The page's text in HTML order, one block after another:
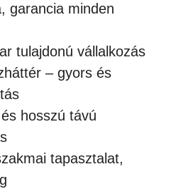
garancia minden
tulajdonú vállalkozás
– gyors és
hosszú távú
tapasztalat,